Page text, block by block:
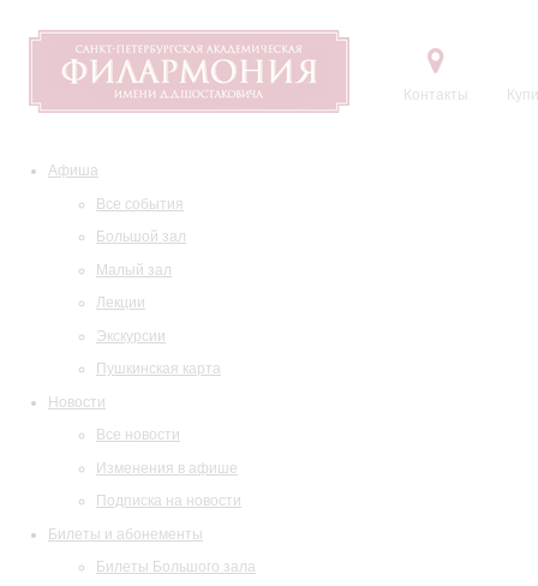
Контакты
Афиша
Все события
Большой зал
Малый зал
Лекции
Экскурсии
Пушкинская карта
Новости
Все новости
Изменения в афише
Подписка на новости
Билеты и абонементы
Билеты Большого зала